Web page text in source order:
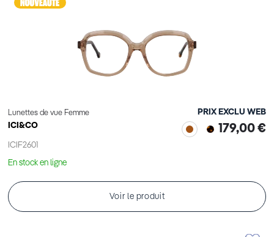
Lunettes de vue Femme
ICI&CO
ICIF2601
PRIX EXCLU WEB
179,00 €
En stock en ligne
Voir le produit